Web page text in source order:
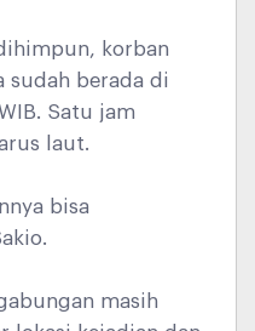
korban
sudah berada di
Satu jam
laut.
bisa
masih